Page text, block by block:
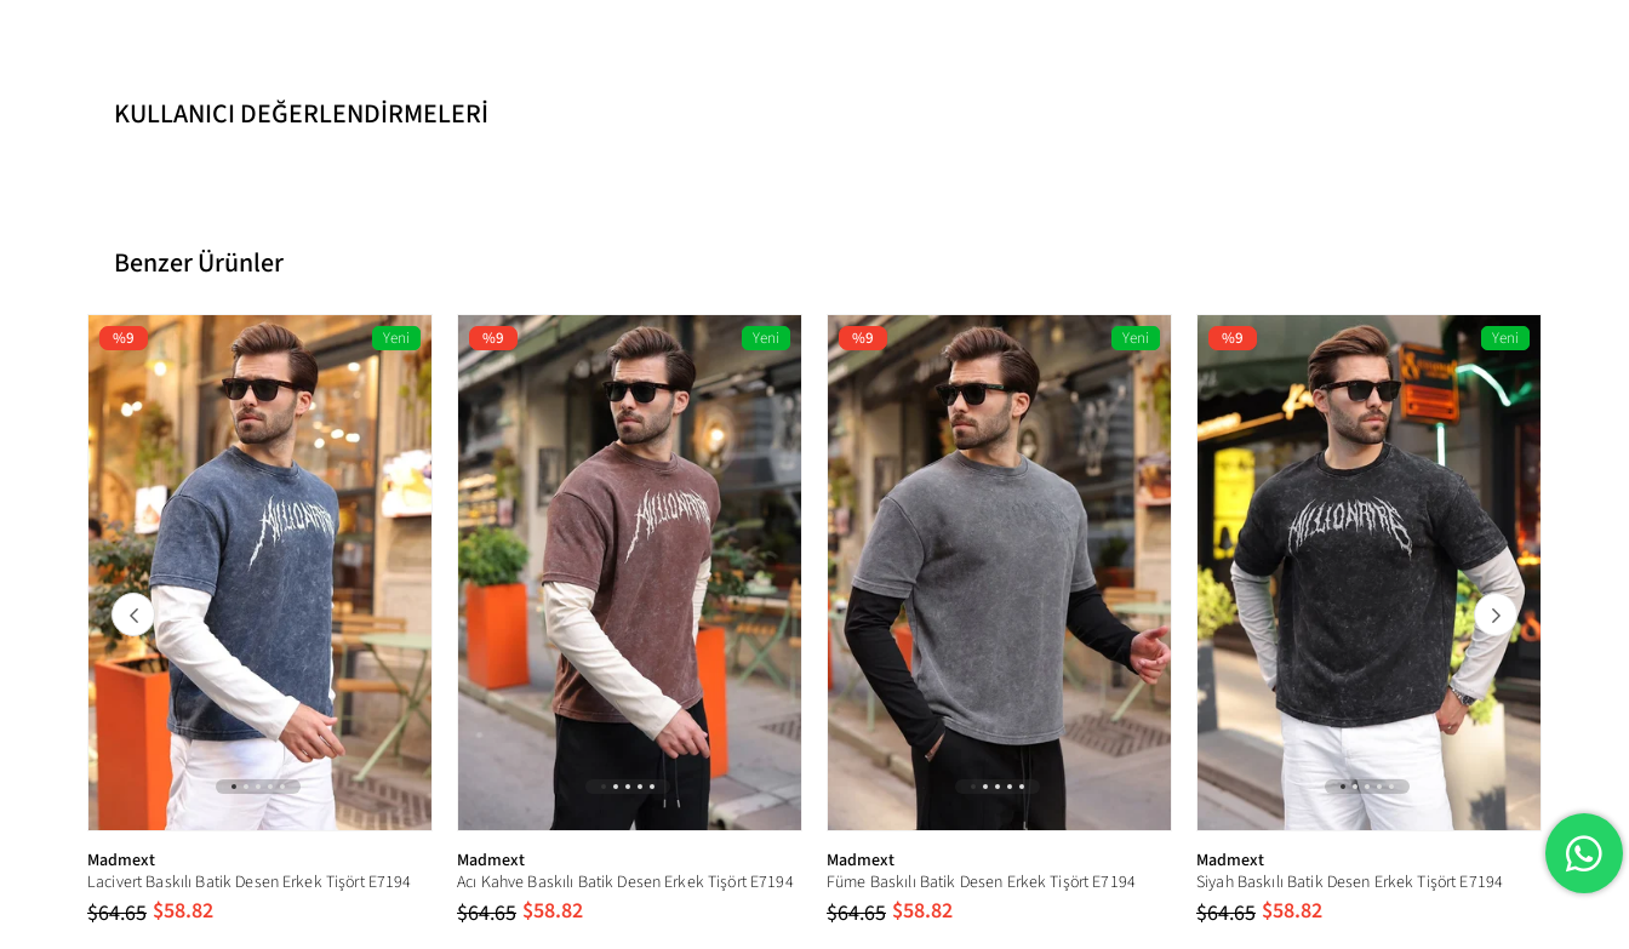
Kategori
T-shirt
Ürün Detayı
Düz Nervürlü Over Fit
Basic
Kalıp
Regular
Yaka Tipi
Bisiklet Yaka
Yıkama Talimatı
30 °C sıcaklıkta yıkayınız. Ağartıcı kullanmayınız. Düşük sıcaklıkta ütüleyiniz. Kuru temizlemeye uygun değildir.
Tamburlu kurutma yapmayınız.
Model Ölçüleri
1,88 cm/ 86 kg
KULLANICI DEĞERLENDİRMELERİ
Benzer Ürünler
Madmext
Lacivert Baskılı Batik Desen Erkek Tişört E7194
$58.82
$64.65
%9
Yeni
Ürün
Madmext
Acı Kahve Baskılı Batik Desen Erkek Tişört E7194
$58.82
$64.65
%9
Yeni
Ürün
Madmext
Füme Baskılı Batik Desen Erkek Tişört E7194
$58.82
$64.65
%9
Yeni
Ürün
Madmext
Siyah Baskılı Batik Desen Erkek Tişört E7194
$58.82
$64.65
%9
Yeni
Ürün
Ekru